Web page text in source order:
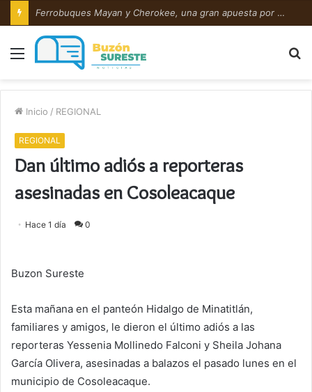
Ferrobuques Mayan y Cherokee, una gran apuesta por Coatzacoalcos
Menú
Inicio / REGIONAL
REGIONAL
Dan último adiós a reporteras
asesinadas en Cosoleacaque
Hace 1 día 0
Buzon Sureste
Esta mañana en el panteón Hidalgo de Minatitlán,
familiares y amigos, le dieron el último adiós a las
reporteras Yessenia Mollinedo Falconi y Sheila Johana
García Olivera, asesinadas a balazos el pasado lunes en el
municipio de Cosoleacaque.